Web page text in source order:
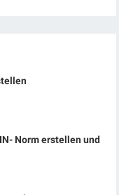
Norm erstellen und